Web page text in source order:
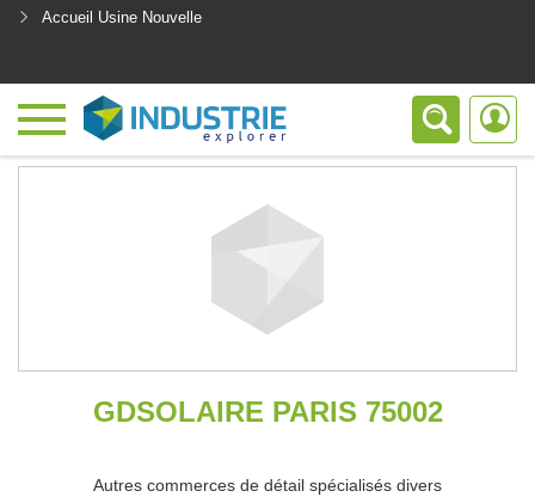
Accueil Usine Nouvelle
GDSOLAIRE PARIS 75002
Autres commerces de détail spécialisés divers